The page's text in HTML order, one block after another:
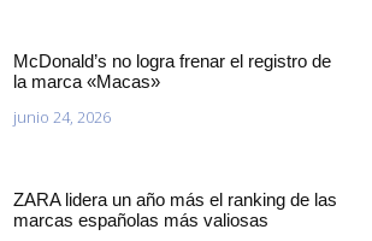
McDonald’s no logra frenar el registro de
la marca «Macas»
junio 24, 2026
ZARA lidera un año más el ranking de las
marcas españolas más valiosas